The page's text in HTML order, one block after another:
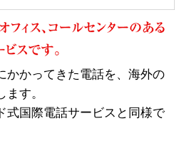
かかってきた電話を、海外の
す。
式国際電話サービスと同様で